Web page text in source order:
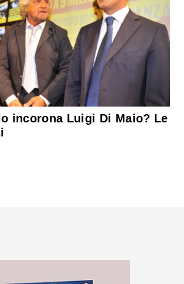
incorona Luigi Di Maio? Le